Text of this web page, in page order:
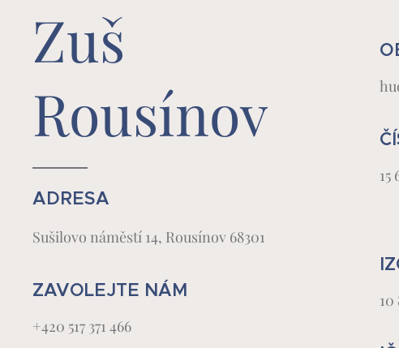
Zuš
Rousínov
ADRESA
Sušilovo náměstí 14, Rousínov 68301
ZAVOLEJTE NÁM
+420 517 371 466
15
10